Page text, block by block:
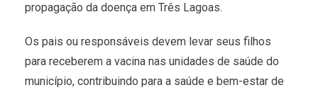
propagação da doença em Três Lagoas.
Os pais ou responsáveis devem levar seus filhos
para receberem a vacina nas unidades de saúde do
município, contribuindo para a saúde e bem-estar de